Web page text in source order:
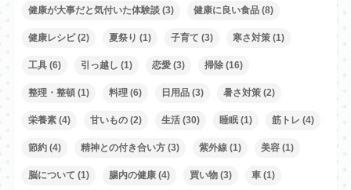
健康が大事だと気付いた体験談(3) 健康に良い食品(8)
健康レシピ(2) 夏祭り (1) 子育て (3) 寒さ対策(1)
工具(6) 引っ越し (1) 恋愛(3) 掃除(16)
整理・整頓(1) 料理(6) 日用品(3) 暑さ対策(2)
栄養素(4) 甘いもの(2) 生活(30) 睡眠(1) 筋トレ (4)
節約(4) 精神との付き合い方(3) 紫外線(1) 美容(1)
脳について (1) 腸内の健康(4) 買い物(3) 車(1)